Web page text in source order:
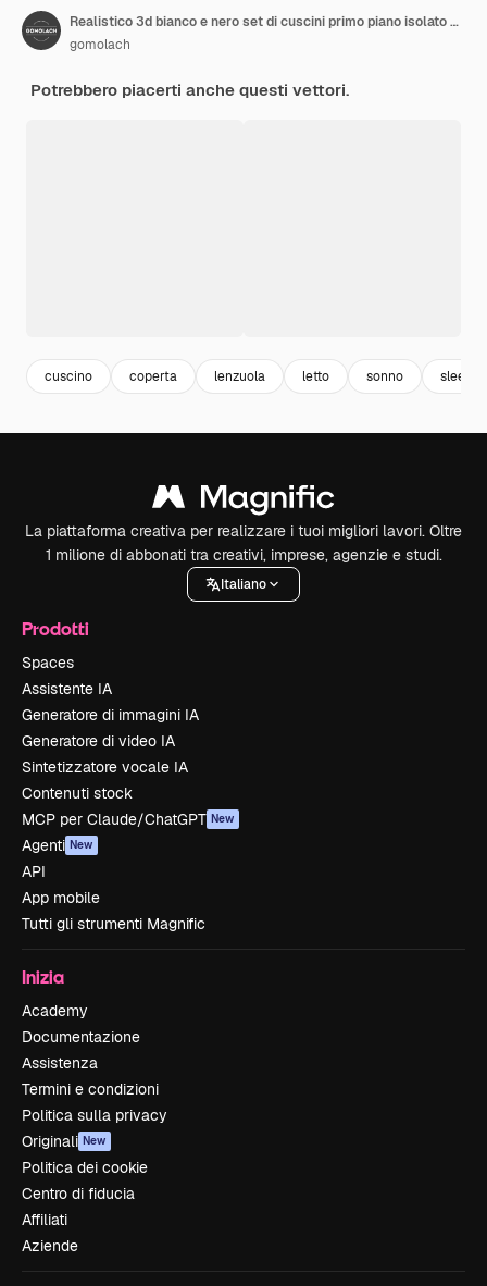
Realistico 3d bianco e nero set di cuscini primo piano isolato su bianco
gomolach
Potrebbero piacerti anche questi vettori.
cuscino coperta lenzuola letto sonno sleep
La piattaforma creativa per realizzare i tuoi migliori lavori. Oltre
1 milione di abbonati tra creativi, imprese, agenzie e studi.
Italiano
Prodotti
Spaces
Assistente IA
Generatore di immagini IA
Generatore di video IA
Sintetizzatore vocale IA
Contenuti stock
MCP per Claude/ChatGPT New
Agenti New
API
App mobile
Tutti gli strumenti Magnific
Inizia
Academy
Documentazione
Assistenza
Termini e condizioni
Politica sulla privacy
Originali New
Politica dei cookie
Centro di fiducia
Affiliati
Aziende